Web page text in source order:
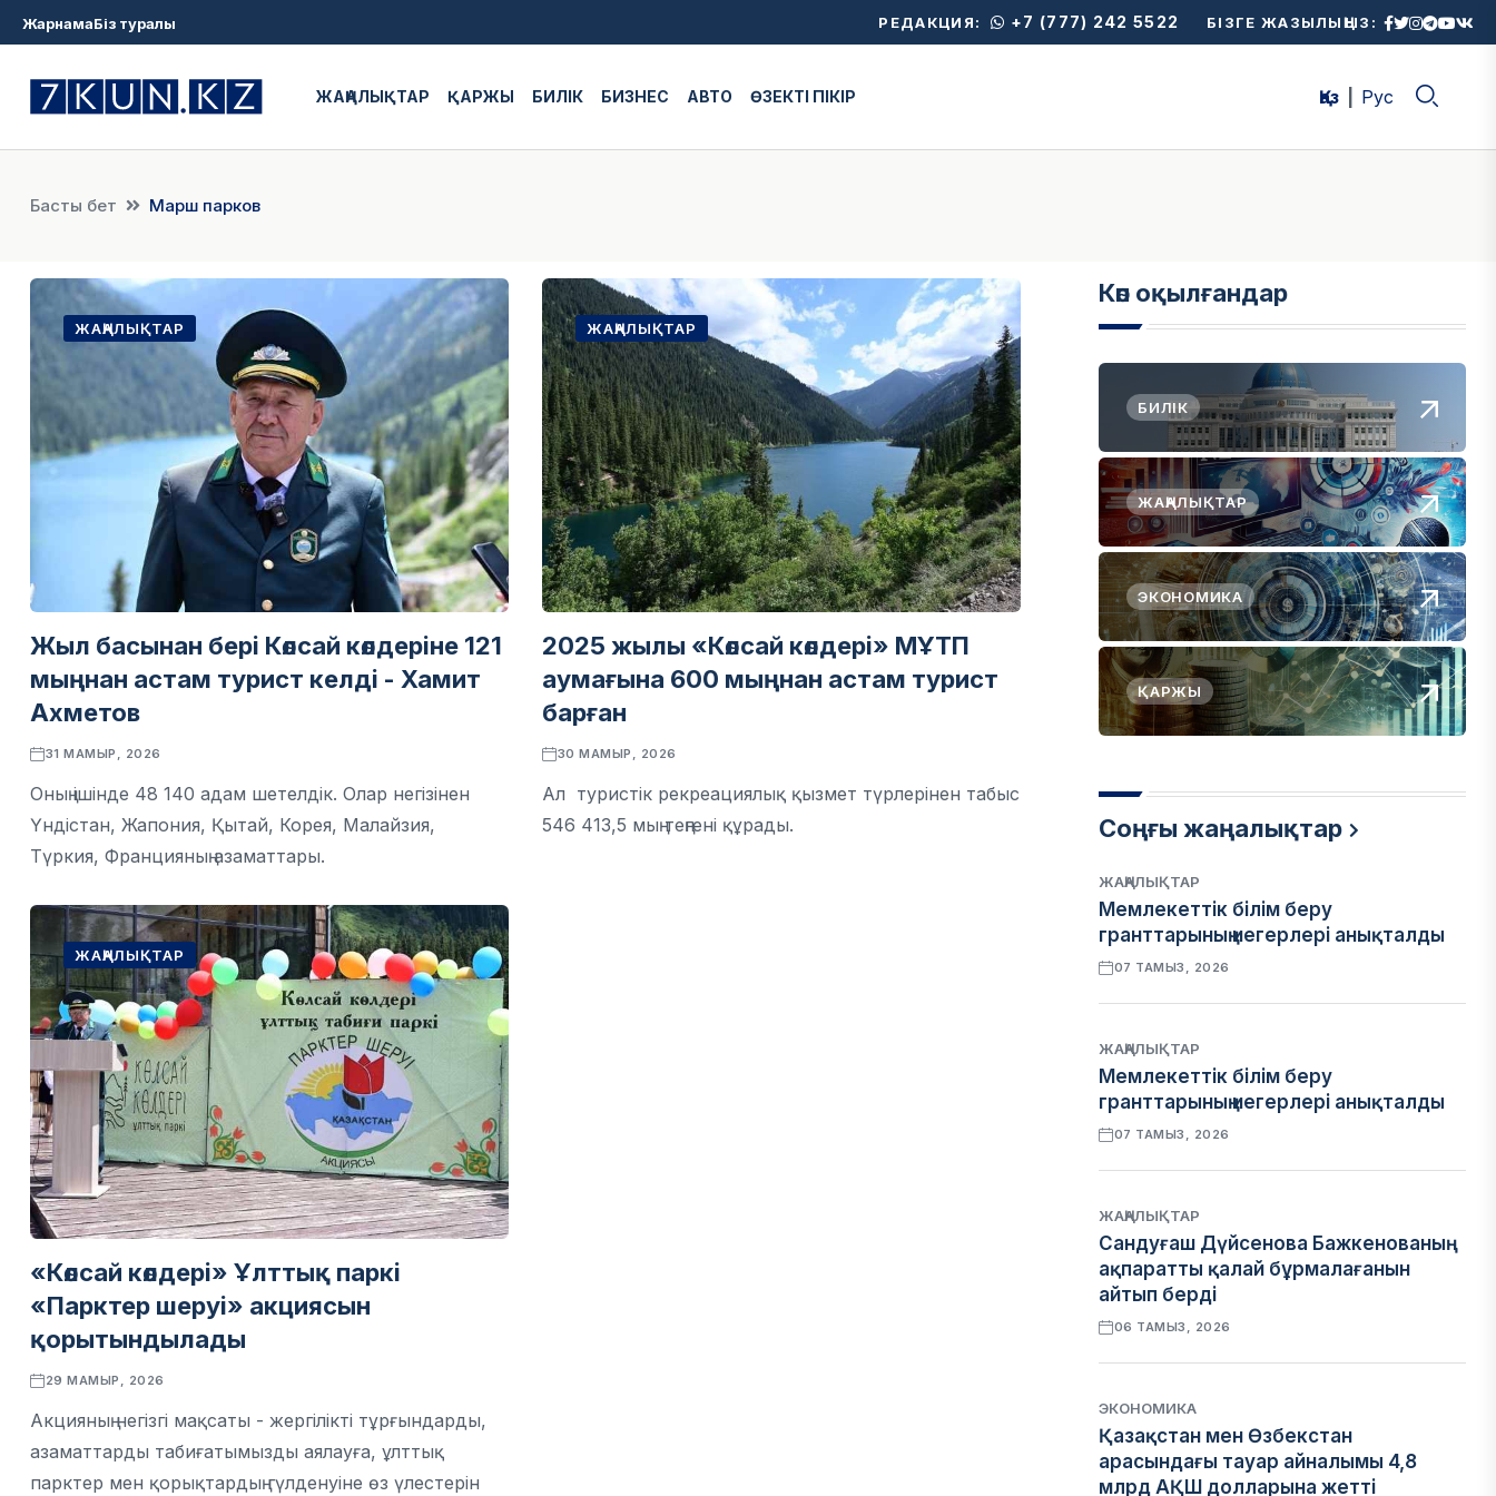
ЖарнамаБіз туралы РЕДАКЦИЯ: +7 (777) 242 5522 БІЗГЕ ЖАЗЫЛЫҢЫЗ:
ЖАҢАЛЫҚТАР ҚАРЖЫ БИЛІК БИЗНЕС АВТО ӨЗЕКТІ ПІКІР Қаз Рус
Басты бет Марш парков
ЖАҢАЛЫҚТАР
Жыл басынан бері Көлсай көлдеріне 121
мыңнан астам турист келді - Хамит
Ахметов
31 МАМЫР, 2026
Оның ішінде 48 140 адам шетелдік. Олар негізінен
Үндістан, Жапония, Қытай, Корея, Малайзия,
Түркия, Францияның азаматтары.
ЖАҢАЛЫҚТАР
2025 жылы «Көлсай көлдері» МҰТП
аумағына 600 мыңнан астам турист
барған
30 МАМЫР, 2026
Ал туристік рекреациялық қызмет түрлерінен табыс
546 413,5 мың теңгені құрады.
ЖАҢАЛЫҚТАР
«Көлсай көлдері» Ұлттық паркі
«Парктер шеруі» акциясын
қорытындылады
29 МАМЫР, 2026
Акцияның негізгі мақсаты - жергілікті тұрғындарды,
азаматтарды табиғатымызды аялауға, ұлттық
парктер мен қорықтардың гүлденуіне өз үлестерін
Көп оқылғандар
БИЛІК
ЖАҢАЛЫҚТАР
ЭКОНОМИКА
ҚАРЖЫ
Соңғы жаңалықтар
ЖАҢАЛЫҚТАР
Мемлекеттік білім беру
гранттарының иегерлері анықталды
07 ТАМЫЗ, 2026
ЖАҢАЛЫҚТАР
Мемлекеттік білім беру
гранттарының иегерлері анықталды
07 ТАМЫЗ, 2026
ЖАҢАЛЫҚТАР
Сандуғаш Дүйсенова Бажкенованың
ақпаратты қалай бұрмалағанын
айтып берді
06 ТАМЫЗ, 2026
ЭКОНОМИКА
Қазақстан мен Өзбекстан
арасындағы тауар айналымы 4,8
млрд АҚШ долларына жетті